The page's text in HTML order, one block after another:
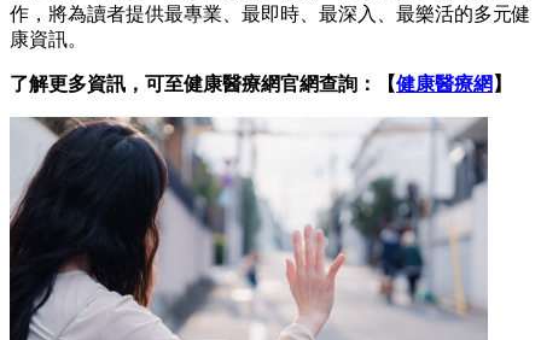
作，將為讀者提供最專業、最即時、最深入、最樂活的多元健
康資訊。
了解更多資訊，可至健康醫療網官網查詢：【健康醫療網 】